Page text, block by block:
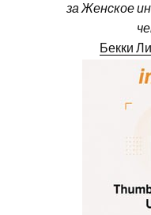
за Женское
Бекки